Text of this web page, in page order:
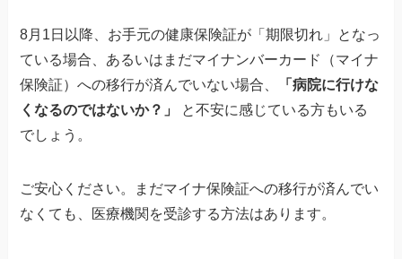
8月1日以降、お手元の健康保険証が「期限切れ」となっ
ている場合、あるいはまだマイナンバーカード（マイナ
保険証）への移行が済んでいない場合、
「病院に行けな
くなるのではないか？」
と不安に感じている方もいる
でしょう。
ご安心ください。まだマイナ保険証への移行が済んでい
なくても、医療機関を受診する方法はあります。